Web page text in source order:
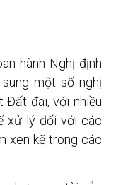
hành Nghị định
một số nghị
Đất đai, với nhiều
xử lý đối với các
xen kẽ trong các